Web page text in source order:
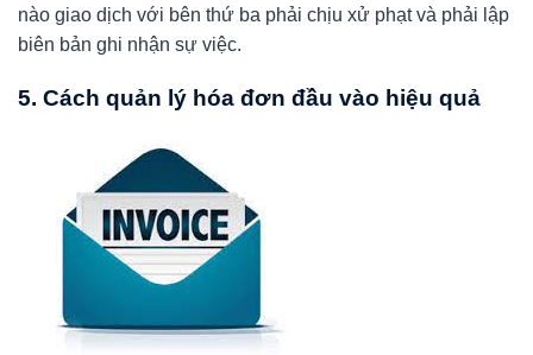
nào giao dịch với bên thứ ba phải chịu xử phạt và phải lập
biên bản ghi nhận sự việc.
5. Cách quản lý hóa đơn đầu vào hiệu quả